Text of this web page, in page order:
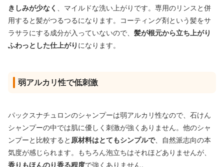
きしみが少なく
、マイルドな洗い上がりです。専用のリンスと併
用すると髪がつるつるになります。コーティング剤という髪をサ
ラサラにする成分が入っていないので、 髪が根元から立ち上がり
ふわっとした仕上がり になります。
弱アルカリ性で低刺激
パックスナチュロンのシャンプーは弱アルカリ性なので、石けん
シャンプーの中では肌に優しく刺激が強くありません。他のシャ
ンプーと比較すると 原材料はとてもシンプルで、自然派志向の本
気度が感じられます。もちろん泡立ちはそれほどありませんが、
香りもほんのり香る程度で強くありません。